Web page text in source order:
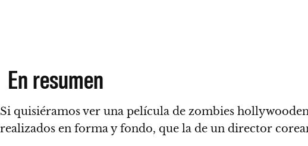
En resumen
Si quisiéramos ver una película de zombies
realizados en forma y fondo, que la de un director